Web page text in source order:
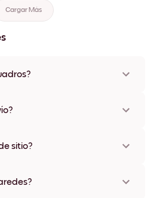
Cargar Más
de marco, incluidas opciones sin
Te enviaremos un número de
sitio?